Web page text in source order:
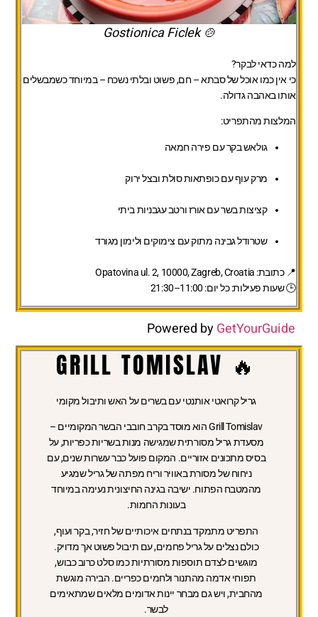
🍲 Gostionica Ficlek
למה כדאי לבקר?
כי אין כמו אוכל של סבתא – חם, פשוט ובלתי נשכח – במיוחד כשמבשלים
אותו באהבה גדולה.
המלצות מהתפריט:
גולאש בקר עם פירה חמאה
מרק עוף עם כופתאות סולת ובצל ירוק
קציצות בשר עם אורז ורטב עגבניות ביתי
שטרודל גבינה מתוק עם צימוקים ולימון מגורד
📍כתובת:
🕒שעות פעילות:כל יום: 11:00–21:30
Powered byGetYourGuide
🔥 GRILL TOMISLAV
גריל קרואטי אותנטי עם בשרים על האש ותיבול מקומי
Grill Tomislav הוא מוסד בקרב חובבי הבשר המקומיים –
מסעדת גריל מסורתית שמגישה מנות בשריות כפריות, על
בסיס מתכונים אזוריים. המקום פועל כבר עשרות שנים, עם
ניחוח של מסורת באוויר וריח מפתה של גריל שמגיע
מהמטבח הפתוח. ישיבה בגינה החיצונית נעימה במיוחד
בעונות החמות.
התפריט מתמקד בנתחים איכותיים של חזיר, בקר ועוף,
כולם נצלים על גריל פחמים, עם תיבול פשוט אך מדויק.
מוגשים לצדם תוספות מסורתיות כמו סלט כרוב כבוש,
תפוחי אדמה מהתנור ולחמים כפריים. הבירה מוגשת
מהחבית, ויש גם מבחר יינות אדומים מלאים שמתאימים
לבשר.